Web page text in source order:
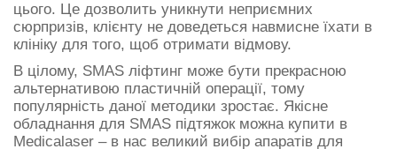
цього. Це дозволить уникнути неприємних
сюрпризів, клієнту не доведеться навмисне їхати в
клініку для того, щоб отримати відмову.
В цілому, SMAS ліфтинг може бути прекрасною
альтернативою пластичній операції, тому
популярність даної методики зростає. Якісне
обладнання для SMAS підтяжок можна купити в
Medicalaser – в нас великий вибір апаратів для